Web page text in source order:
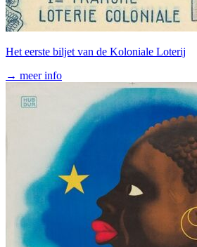
Het eerste biljet van de Koloniale Loterij
→ meer info